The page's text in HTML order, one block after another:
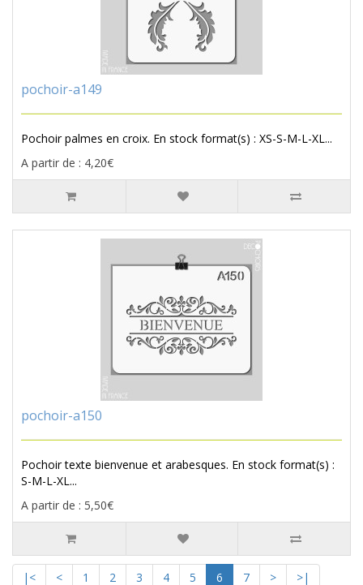
pochoir-a149
Pochoir palmes en croix. En stock format(s) : XS-S-M-L-XL...
A partir de : 4,20€
pochoir-a150
Pochoir texte bienvenue et arabesques. En stock format(s) :
S-M-L-XL...
A partir de : 5,50€
|< < 1 2 3 4 5 6 7 >
>|